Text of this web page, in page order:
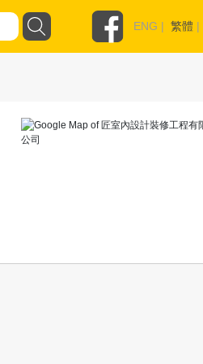
ENG | 繁體 |